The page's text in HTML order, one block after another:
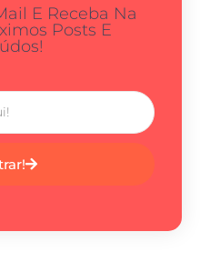
E Receba Na
Posts E